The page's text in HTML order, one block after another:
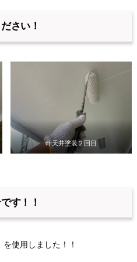
さい！
軒天井塗装２回目
す！！
使用しました！！